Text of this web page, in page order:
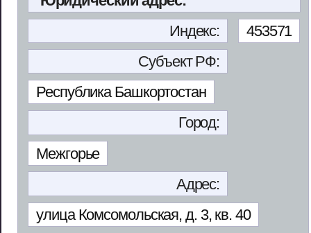
Индекс:
453571
Субъект РФ:
Республика Башкортостан
Город:
Межгорье
Адрес:
улица Комсомольская, д. 3, кв. 40